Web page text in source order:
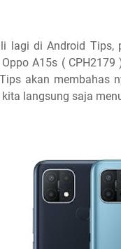
lagi di Android
A15s (
akan membahas
langsung saja